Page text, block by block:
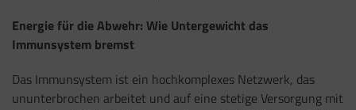
Energie für die Abwehr: Wie Untergewicht das
Immunsystem bremst
Das Immunsystem ist ein hochkomplexes Netzwerk, das
ununterbrochen arbeitet und auf eine stetige Versorgung mit